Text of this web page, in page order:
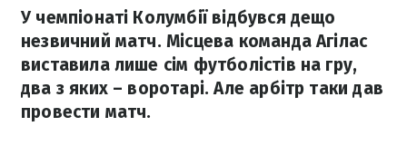
У чемпіонаті Колумбії відбувся дещо
незвичний матч. Місцева команда Агілас
виставила лише сім футболістів на гру,
два з яких – воротарі. Але арбітр таки дав
провести матч.